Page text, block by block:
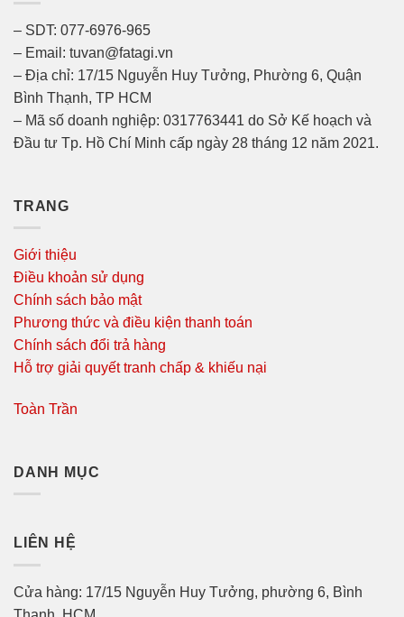
– SDT: 077-6976-965
– Email: tuvan@fatagi.vn
– Địa chỉ: 17/15 Nguyễn Huy Tưởng, Phường 6, Quận
Bình Thạnh, TP HCM
– Mã số doanh nghiệp: 0317763441 do Sở Kế hoạch và
Đầu tư Tp. Hồ Chí Minh cấp ngày 28 tháng 12 năm 2021.
TRANG
Giới thiệu
Điều khoản sử dụng
Chính sách bảo mật
Phương thức và điều kiện thanh toán
Chính sách đổi trả hàng
Hỗ trợ giải quyết tranh chấp & khiếu nại
Toàn Trần
DANH MỤC
LIÊN HỆ
Cửa hàng: 17/15 Nguyễn Huy Tưởng, phường 6, Bình